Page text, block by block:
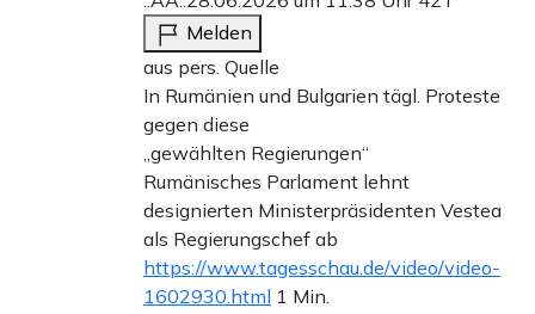
Melden
aus pers. Quelle
In Rumänien und Bulgarien tägl. Proteste
gegen diese
„gewählten Regierungen“
Rumänisches Parlament lehnt
designierten Ministerpräsidenten Vestea
als Regierungschef ab
https://www.tagesschau.de/video/video-
1602930.html 1 Min.